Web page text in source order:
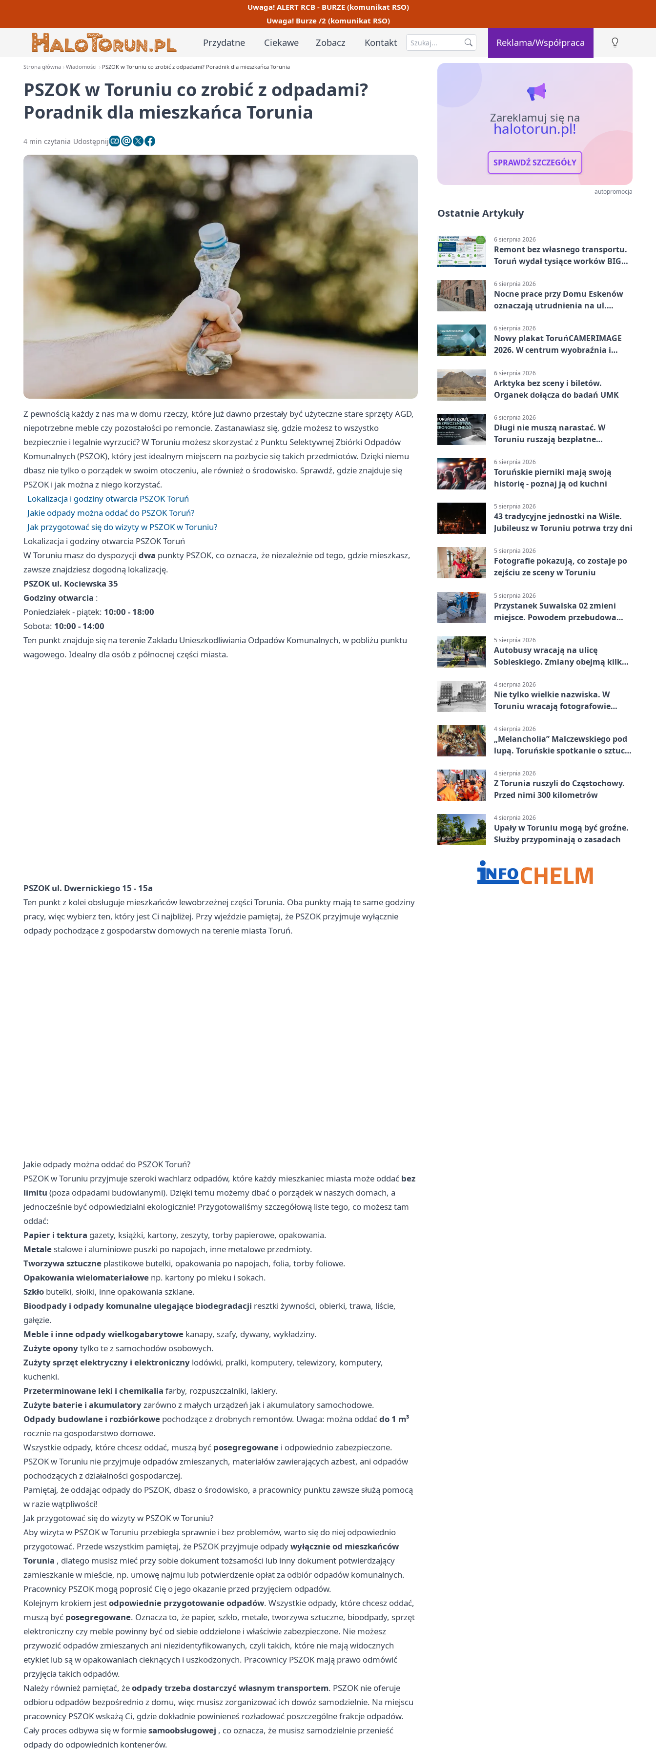
Uwaga! ALERT RCB - BURZE (komunikat RSO)
Uwaga! Burze /2 (komunikat RSO)
Przydatne Ciekawe Zobacz Kontakt Reklama/Współpraca
Strona główna Wiadomości PSZOK w Toruniu co zrobić z odpadami? Poradnik dla mieszkańca Torunia
PSZOK w Toruniu co zrobić z odpadami?
Poradnik dla mieszkańca Torunia
4 min czytania Udostępnij
Z pewnością każdy z nas ma w domu rzeczy, które już dawno przestały być użyteczne stare sprzęty AGD,
niepotrzebne meble czy pozostałości po remoncie. Zastanawiasz się, gdzie możesz to wszystko
bezpiecznie i legalnie wyrzucić? W Toruniu możesz skorzystać z Punktu Selektywnej Zbiórki Odpadów
Komunalnych (PSZOK), który jest idealnym miejscem na pozbycie się takich przedmiotów. Dzięki niemu
dbasz nie tylko o porządek w swoim otoczeniu, ale również o środowisko. Sprawdź, gdzie znajduje się
PSZOK i jak można z niego korzystać.
Lokalizacja i godziny otwarcia PSZOK Toruń
Jakie odpady można oddać do PSZOK Toruń?
Jak przygotować się do wizyty w PSZOK w Toruniu?
Lokalizacja i godziny otwarcia PSZOK Toruń
W Toruniu masz do dyspozycji dwa punkty PSZOK, co oznacza, że niezależnie od tego, gdzie mieszkasz,
zawsze znajdziesz dogodną lokalizację.
PSZOK ul. Kociewska 35
Godziny otwarcia :
Poniedziałek - piątek: 10:00 - 18:00
Sobota: 10:00 - 14:00
Ten punkt znajduje się na terenie Zakładu Unieszkodliwiania Odpadów Komunalnych, w pobliżu punktu
wagowego. Idealny dla osób z północnej części miasta.
PSZOK ul. Dwernickiego 15 - 15a
Ten punkt z kolei obsługuje mieszkańców lewobrzeżnej części Torunia. Oba punkty mają te same godziny
pracy, więc wybierz ten, który jest Ci najbliżej. Przy wjeździe pamiętaj, że PSZOK przyjmuje wyłącznie
odpady pochodzące z gospodarstw domowych na terenie miasta Toruń.
Jakie odpady można oddać do PSZOK Toruń?
PSZOK w Toruniu przyjmuje szeroki wachlarz odpadów, które każdy mieszkaniec miasta może oddać bez
limitu (poza odpadami budowlanymi). Dzięki temu możemy dbać o porządek w naszych domach, a
jednocześnie być odpowiedzialni ekologicznie! Przygotowaliśmy szczegółową liste tego, co możesz tam
oddać:
Papier i tektura gazety, książki, kartony, zeszyty, torby papierowe, opakowania.
Metale stalowe i aluminiowe puszki po napojach, inne metalowe przedmioty.
Tworzywa sztuczne plastikowe butelki, opakowania po napojach, folia, torby foliowe.
Opakowania wielomateriałowe np. kartony po mleku i sokach.
Szkło butelki, słoiki, inne opakowania szklane.
Bioodpady i odpady komunalne ulegające biodegradacji resztki żywności, obierki, trawa, liście,
gałęzie.
Meble i inne odpady wielkogabarytowe kanapy, szafy, dywany, wykładziny.
Zużyte oponytylko te z samochodów osobowych.
Zużyty sprzęt elektryczny i elektroniczny lodówki, pralki, komputery, telewizory, komputery,
kuchenki.
Przeterminowane leki i chemikalia farby, rozpuszczalniki, lakiery.
Zużyte baterie i akumulatoryzarówno z małych urządzeń jak i akumulatory samochodowe.
Odpady budowlane i rozbiórkowe pochodzące z drobnych remontów. Uwaga: można oddaćdo 1 m³
rocznie na gospodarstwo domowe.
Wszystkie odpady, które chcesz oddać, muszą być posegregowane i odpowiednio zabezpieczone.
PSZOK w Toruniu nie przyjmuje odpadów zmieszanych, materiałów zawierających azbest, ani odpadów
pochodzących z działalności gospodarczej.
Pamiętaj, że oddając odpady do PSZOK, dbasz o środowisko, a pracownicy punktu zawsze służą pomocą
w razie wątpliwości!
Jak przygotować się do wizyty w PSZOK w Toruniu?
Aby wizyta w PSZOK w Toruniu przebiegła sprawnie i bez problemów, warto się do niej odpowiednio
przygotować. Przede wszystkim pamiętaj, że PSZOK przyjmuje odpadywyłącznie od mieszkańców
Torunia , dlatego musisz mieć przy sobie dokument tożsamości lub inny dokument potwierdzający
zamieszkanie w mieście, np. umowę najmu lub potwierdzenie opłat za odbiór odpadów komunalnych.
Pracownicy PSZOK mogą poprosić Cię o jego okazanie przed przyjęciem odpadów.
Kolejnym krokiem jestodpowiednie przygotowanie odpadów. Wszystkie odpady, które chcesz oddać,
muszą być posegregowane. Oznacza to, że papier, szkło, metale, tworzywa sztuczne, bioodpady, sprzęt
elektroniczny czy meble powinny być od siebie oddzielone i właściwie zabezpieczone. Nie możesz
przywozić odpadów zmieszanych ani niezidentyfikowanych, czyli takich, które nie mają widocznych
etykiet lub są w opakowaniach cieknących i uszkodzonych. Pracownicy PSZOK mają prawo odmówić
przyjęcia takich odpadów.
Należy również pamiętać, żeodpady trzeba dostarczyć własnym transportem. PSZOK nie oferuje
odbioru odpadów bezpośrednio z domu, więc musisz zorganizować ich dowóz samodzielnie. Na miejscu
pracownicy PSZOK wskażą Ci, gdzie dokładnie powinieneś rozładować poszczególne frakcje odpadów.
Cały proces odbywa się w formiesamoobsługowej , co oznacza, że musisz samodzielnie przenieść
odpady do odpowiednich kontenerów.
Zareklamuj się na
halotorun.pl!
SPRAWDŹ SZCZEGÓŁY
autopromocja
Ostatnie Artykuły
6 sierpnia 2026
Remont bez własnego transportu.
Toruń wydał tysiące worków BIG
6 sierpnia 2026
Nocne prace przy Domu Eskenów
oznaczają utrudnienia na ul.
6 sierpnia 2026
Nowy plakat ToruńCAMERIMAGE
2026. W centrum wyobraźnia i
6 sierpnia 2026
Arktyka bez sceny i biletów.
Organek dołącza do badań UMK
6 sierpnia 2026
Długi nie muszą narastać. W
Toruniu ruszają bezpłatne
6 sierpnia 2026
Toruńskie pierniki mają swoją
historię - poznaj ją od kuchni
5 sierpnia 2026
43 tradycyjne jednostki na Wiśle.
Jubileusz w Toruniu potrwa trzy dni
5 sierpnia 2026
Fotografie pokazują, co zostaje po
zejściu ze sceny w Toruniu
5 sierpnia 2026
Przystanek Suwalska 02 zmieni
miejsce. Powodem przebudowa
5 sierpnia 2026
Autobusy wracają na ulicę
Sobieskiego. Zmiany obejmą kilka
4 sierpnia 2026
Nie tylko wielkie nazwiska. W
Toruniu wracają fotografowie
4 sierpnia 2026
„Melancholia” Malczewskiego pod
lupą. Toruńskie spotkanie o sztuce
4 sierpnia 2026
Z Torunia ruszyli do Częstochowy.
Przed nimi 300 kilometrów
4 sierpnia 2026
Upały w Toruniu mogą być groźne.
Służby przypominają o zasadach